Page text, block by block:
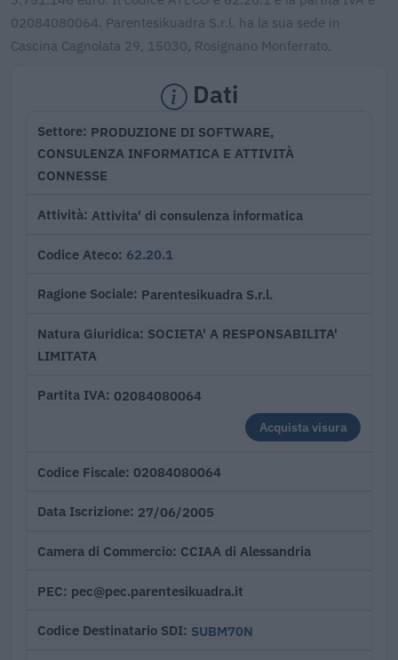
02084080064. Parentesikuadra S.r.l. ha la sua sede in
Cascina Cagnolata 29, 15030, Rosignano Monferrato.
Dati
Settore PRODUZIONE DI SOFTWARE,
CONSULENZA INFORMATICA E ATTIVITÀ
CONNESSE
Attività Attivita' di consulenza informatica
Codice Ateco 62.20.1
Ragione Sociale Parentesikuadra S.r.l.
Natura Giuridica SOCIETA' A RESPONSABILITA'
LIMITATA
Partita IVA 02084080064
Acquista visura
Codice Fiscale 02084080064
Data Iscrizione 27/06/2005
Camera di Commercio CCIAA di Alessandria
PEC pec@pec.parentesikuadra.it
Codice Destinatario SDI SUBM70N